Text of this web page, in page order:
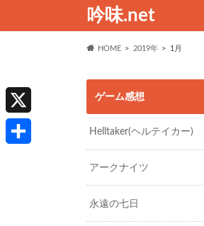
吟味.net
HOME 2019年 1月
ゲーム感想
Helltaker(ヘルテイカー)
アークナイツ
永遠の七日